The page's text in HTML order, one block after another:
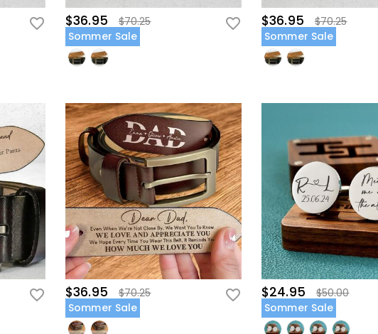
$36.95
$70.25
Sommer Sale
$36.95
$70.25
Sommer Sale
$36.95
$70.25
Sommer Sale
$24.95
$50.00
Sommer Sale